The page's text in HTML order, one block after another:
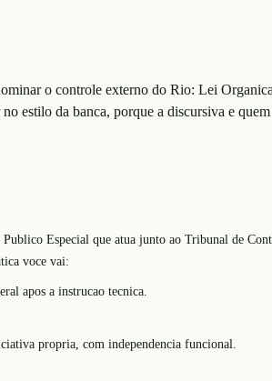
o controle externo do Rio: Lei
estilo da banca, porque a discursiva e
Especial que atua junto ao Tribunal de
voce vai:
apos a instrucao tecnica.
propria, com independencia funcional.